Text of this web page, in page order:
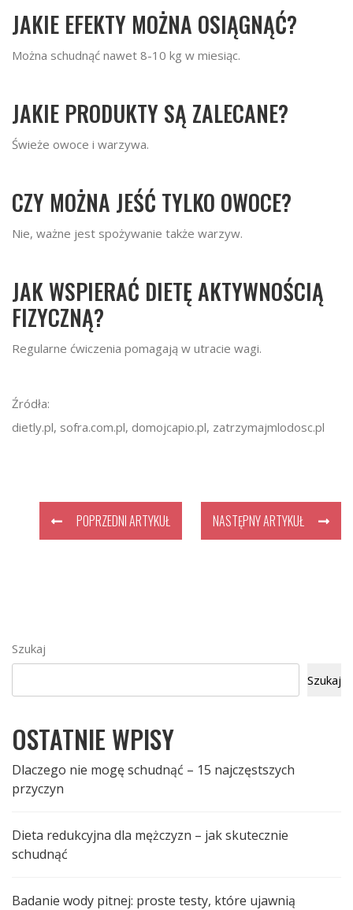
JAKIE EFEKTY MOŻNA OSIĄGNĄĆ?
Można schudnąć nawet 8-10 kg w miesiąc.
JAKIE PRODUKTY SĄ ZALECANE?
Świeże owoce i warzywa.
CZY MOŻNA JEŚĆ TYLKO OWOCE?
Nie, ważne jest spożywanie także warzyw.
JAK WSPIERAĆ DIETĘ AKTYWNOŚCIĄ
FIZYCZNĄ?
Regularne ćwiczenia pomagają w utracie wagi.
Źródła:
dietly.pl, sofra.com.pl, domojcapio.pl, zatrzymajmlodosc.pl
POPRZEDNI ARTYKUŁ NASTĘPNY ARTYKUŁ
Szukaj
Szukaj
OSTATNIE WPISY
Dlaczego nie mogę schudnąć – 15 najczęstszych
przyczyn
Dieta redukcyjna dla mężczyzn – jak skutecznie
schudnąć
Badanie wody pitnej: proste testy, które ujawnią